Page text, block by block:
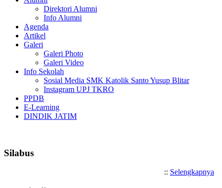
Direktori Alumni
Info Alumni
Agenda
Artikel
Galeri
Galeri Photo
Galeri Video
Info Sekolah
Sosial Media SMK Katolik Santo Yusup Blitar
Instagram UPJ TKRO
PPDB
E-Learning
DINDIK JATIM
Silabus
:: Selengkapnya